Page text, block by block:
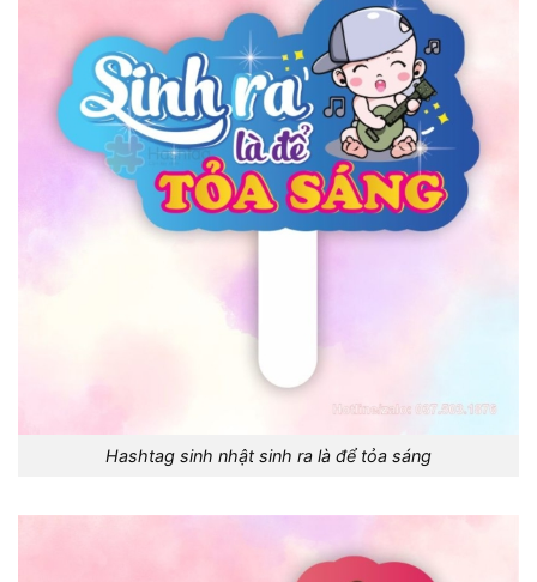
Hashtag sinh nhật sinh ra là để tỏa sáng